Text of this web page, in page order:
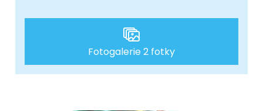
Fotogalerie 2 fotky